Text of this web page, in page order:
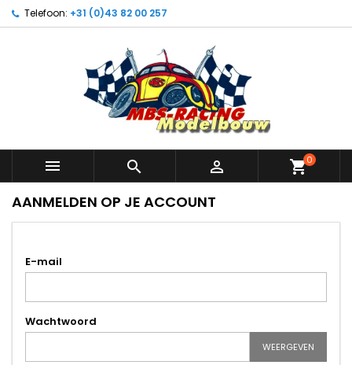
Telefoon: +31 (0)43 82 00 257
   shopping_cart0
AANMELDEN OP JE ACCOUNT
E-mail
Wachtwoord
WEERGEVEN